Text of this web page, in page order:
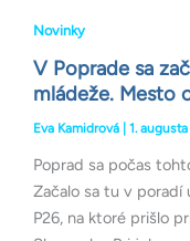
Novinky
V Poprade sa
mládeže. Mesto
Eva Kamidrová | 1.
Poprad sa počas
Začalo sa tu v
P26, na ktoré prišlo